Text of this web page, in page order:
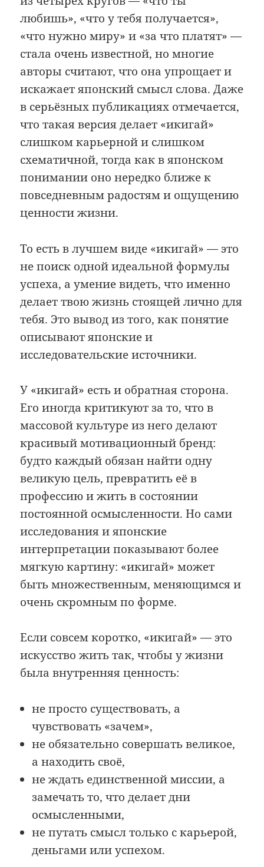
любишь», «что у тебя получается»,
«что нужно миру» и «за что платят» —
стала очень известной, но многие
авторы считают, что она упрощает и
искажает японский смысл слова. Даже
в серьёзных публикациях отмечается,
что такая версия делает «икигай»
слишком карьерной и слишком
схематичной, тогда как в японском
понимании оно нередко ближе к
повседневным радостям и ощущению
ценности жизни.
То есть в лучшем виде «икигай» — это
не поиск одной идеальной формулы
успеха, а умение видеть, что именно
делает твою жизнь стоящей лично для
тебя. Это вывод из того, как понятие
описывают японские и
исследовательские источники.
У «икигай» есть и обратная сторона.
Его иногда критикуют за то, что в
массовой культуре из него делают
красивый мотивационный бренд:
будто каждый обязан найти одну
великую цель, превратить её в
профессию и жить в состоянии
постоянной осмысленности. Но сами
исследования и японские
интерпретации показывают более
мягкую картину: «икигай» может
быть множественным, меняющимся и
очень скромным по форме.
Если совсем коротко, «икигай» — это
искусство жить так, чтобы у жизни
была внутренняя ценность:
не просто существовать, а
чувствовать «зачем»,
не обязательно совершать великое,
а находить своё,
не ждать единственной миссии, а
замечать то, что делает дни
осмысленными,
не путать смысл только с карьерой,
деньгами или успехом.